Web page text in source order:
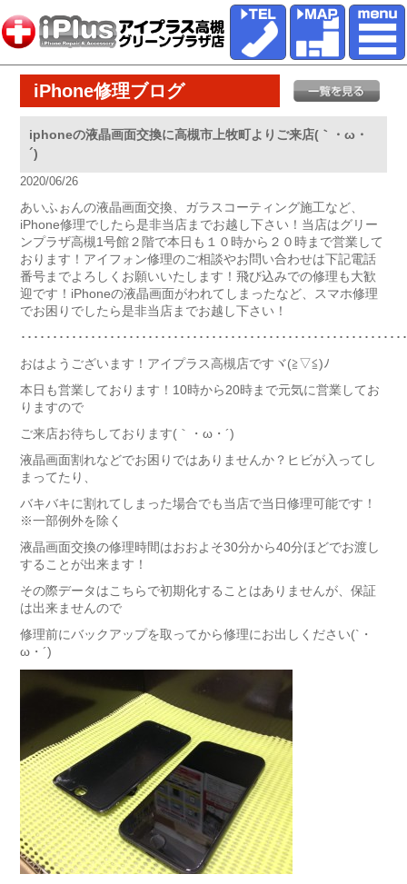
iPhone修理ブログ
iphoneの液晶画面交換に高槻市上牧町よりご来店(｀・ω・
´)ゞ
2020/06/26
あいふぉんの液晶画面交換、ガラスコーティング施工など、
iPhone修理でしたら是非当店までお越し下さい！当店はグリー
ンプラザ高槻1号館２階で本日も１０時から２０時まで営業して
おります！アイフォン修理のご相談やお問い合わせは下記電話
番号までよろしくお願いいたします！飛び込みでの修理も大歓
迎です！iPhoneの液晶画面がわれてしまったなど、スマホ修理
でお困りでしたら是非当店までお越し下さい！
････････････････････････････････････････････････････････････
おはようございます！アイプラス高槻店ですヾ(≧▽≦)ﾉ
本日も営業しております！10時から20時まで元気に営業してお
りますので
ご来店お待ちしております(｀・ω・´)ゞ
液晶画面割れなどでお困りではありませんか？ヒビが入ってし
まってたり、
バキバキに割れてしまった場合でも当店で当日修理可能です！
※一部例外を除く
液晶画面交換の修理時間はおおよそ30分から40分ほどでお渡し
することが出来ます！
その際データはこちらで初期化することはありませんが、保証
は出来ませんので
修理前にバックアップを取ってから修理にお出しください(`・
ω・´)